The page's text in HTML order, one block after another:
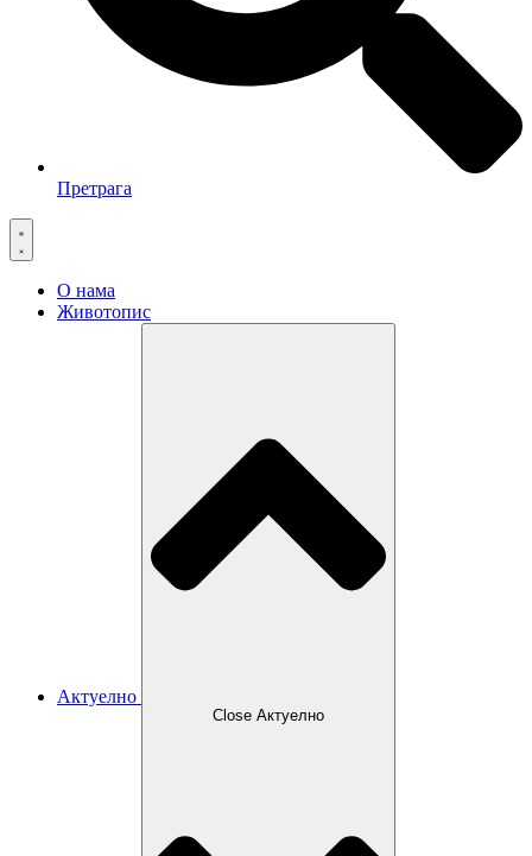
Претрага
О нама
Животопис
Актуелно
Close Актуелно